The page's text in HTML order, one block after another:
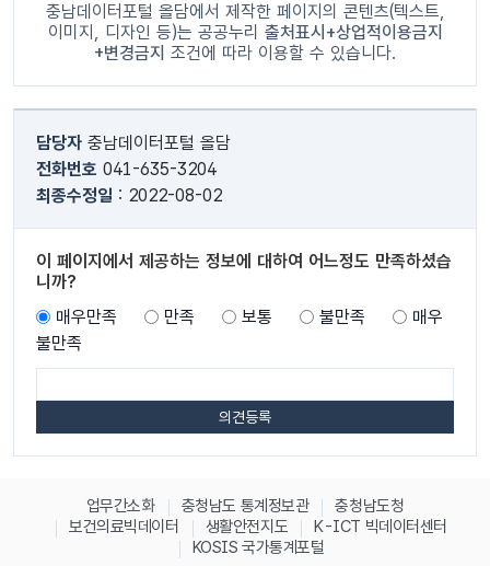
충남데이터포털 올담에서 제작한 페이지의 콘텐츠(텍스트,
이미지, 디자인 등)는 공공누리 출처표시+상업적이용금지
+변경금지 조건에 따라 이용할 수 있습니다.
담당자 충남데이터포털 올담
전화번호 041-635-3204
최종수정일 : 2022-08-02
이 페이지에서 제공하는 정보에 대하여 어느정도 만족하셨습
니까?
매우만족
만족 보통 불만족
매우
불만족
업무간소화 충청남도 통계정보관
충청남도청
보건의료빅데이터
생활안전지도
K-ICT 빅데이터센터
KOSIS 국가통계포털